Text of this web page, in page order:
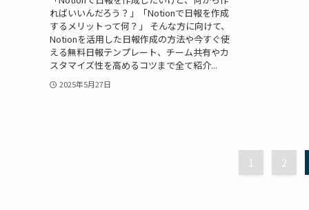
ればいいんだろう？」「Notionで日報を作成
するメリットって何？」 そんな方に向けて、
Notionを活用した日報作成の方法や今すぐ使
える無料日報テンプレート、チーム共有やカ
スタマイズ性を高めるコツまで全て紹介...
2025年5月27日
1 2